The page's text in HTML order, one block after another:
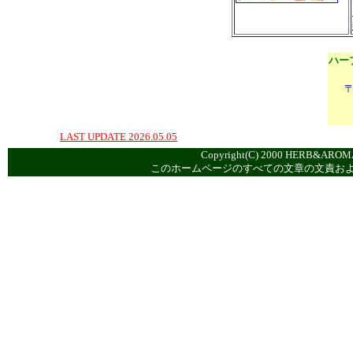
ハー
LAST UPDATE 2026.05.05
Copyright(C) 2000
このホームページのすべての文章の文責お